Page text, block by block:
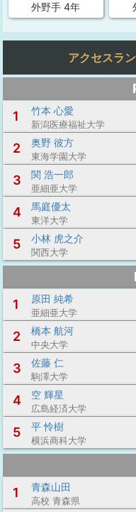
外野手 4年
アクセスラ
1
竹本 心愛
新潟医療福祉大学
2 奥野 彼方
東海学園大学
3 関 浩一郎
亜細亜大学
4 馬庭優太
東洋大学
5 小林 虎之介
関西大学
1
原田 純希
亜細亜大学
2 橋本 航河
中央大学
3 佐藤 仁
駒澤大学
4 空 輝星
広島経済大学
5 平 怜樹
横浜商科大学
1
青森山田
高校 青森県